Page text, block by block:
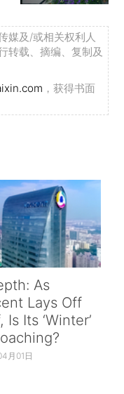
媒及/或相关权利人
转载、摘编、复制及
，获得书面
As
Lays Off
Is Its ‘Winter’
月01日